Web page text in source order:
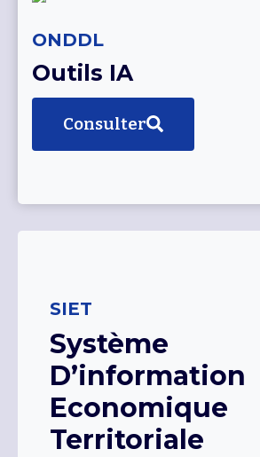
ONDDL
Outils IA
Consulter
SIET
Système
D’information
Economique
Territoriale